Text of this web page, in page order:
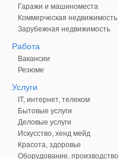
Гаражи и машиноместа
Коммерческая недвижимость
Зарубежная недвижимость
Работа
Вакансии
Резюме
Услуги
IT, интернет, телеком
Бытовые услуги
Деловые услуги
Искусство, хенд мейд
Красота, здоровье
Оборудование, производство